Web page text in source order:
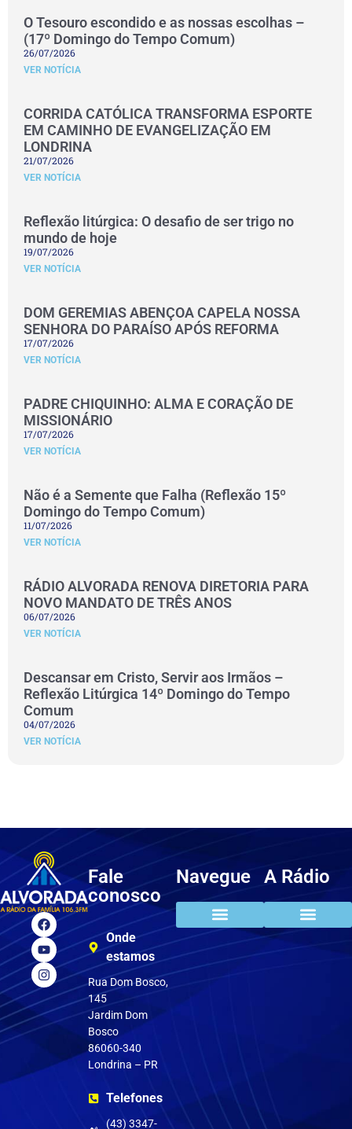
O Tesouro escondido e as nossas escolhas –
(17º Domingo do Tempo Comum)
26/07/2026
VER NOTÍCIA
CORRIDA CATÓLICA TRANSFORMA ESPORTE
EM CAMINHO DE EVANGELIZAÇÃO EM
LONDRINA
21/07/2026
VER NOTÍCIA
Reflexão litúrgica: O desafio de ser trigo no
mundo de hoje
19/07/2026
VER NOTÍCIA
DOM GEREMIAS ABENÇOA CAPELA NOSSA
SENHORA DO PARAÍSO APÓS REFORMA
17/07/2026
VER NOTÍCIA
PADRE CHIQUINHO: ALMA E CORAÇÃO DE
MISSIONÁRIO
17/07/2026
VER NOTÍCIA
Não é a Semente que Falha (Reflexão 15º
Domingo do Tempo Comum)
11/07/2026
VER NOTÍCIA
RÁDIO ALVORADA RENOVA DIRETORIA PARA
NOVO MANDATO DE TRÊS ANOS
06/07/2026
VER NOTÍCIA
Descansar em Cristo, Servir aos Irmãos –
Reflexão Litúrgica 14º Domingo do Tempo
Comum
04/07/2026
VER NOTÍCIA
Fale
conosco
Onde
estamos
Rua Dom Bosco,
145
Jardim Dom
Bosco
86060-340
Londrina – PR
Telefones
(43) 3347-
Navegue A Rádio